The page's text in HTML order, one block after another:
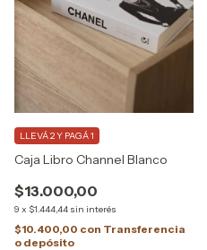
Caja Libro Channel Blanco
$13.000,00
9 x $1.444,44 sin interés
LLEVÁ 2 Y PAGÁ 1
$10.400,00 con Transferencia
o depósito